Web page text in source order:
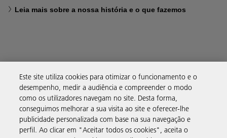
Leia mais sobre a nossa história e o que fazemos
Produtos e serviços
Assistência e contacto
Este site utiliza cookies para otimizar o funcionamento e o
desempenho, medir a audiência e compreender o modo
como os utilizadores navegam no site. Desta forma,
conseguimos melhorar a sua visita ao site e oferecer-lhe
publicidade personalizada com base na sua navegação e
perfil. Ao clicar em "Aceitar todos os cookies", aceita o